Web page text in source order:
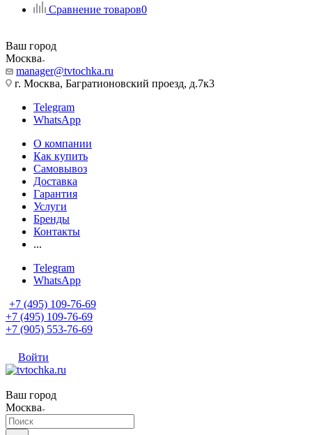
Сравнение товаров0
Ваш город
Москва
manager@tvtochka.ru
г. Москва, Багратионовский проезд, д.7к3
Telegram
WhatsApp
О компании
Как купить
Самовывоз
Доставка
Гарантия
Услуги
Бренды
Контакты
...
Telegram
WhatsApp
+7 (495) 109-76-69
+7 (495) 109-76-69
+7 (905) 553-76-69
Войти
Ваш город
Москва